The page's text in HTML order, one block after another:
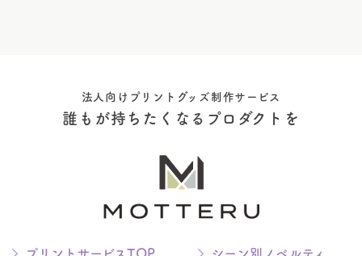
法人向けプリントグッズ制作サービス
誰もが持ちたくなるプロダクトを